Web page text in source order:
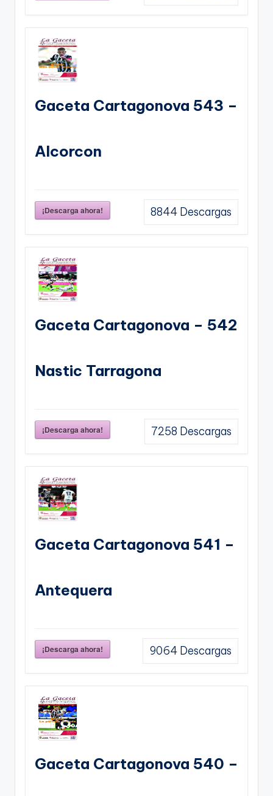
Gaceta Cartagonova 543 –
Alcorcon
¡Descarga ahora! 8844 Descargas
Gaceta Cartagonova – 542
Nastic Tarragona
¡Descarga ahora! 7258 Descargas
Gaceta Cartagonova 541 –
Antequera
¡Descarga ahora! 9064 Descargas
Gaceta Cartagonova 540 –